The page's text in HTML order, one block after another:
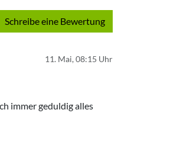
Schreibe eine Bewertung
11. Mai, 08:15 Uhr
immer geduldig alles